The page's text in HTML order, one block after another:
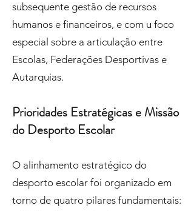
subsequente gestão de recursos
humanos e financeiros, e com u foco
especial sobre a articulação entre
Escolas, Federações Desportivas e
Autarquias.
Prioridades Estratégicas e Missão
do Desporto Escolar
O alinhamento estratégico do
desporto escolar foi organizado em
torno de quatro pilares fundamentais: